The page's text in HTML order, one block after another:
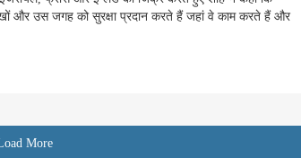
और उस जगह को सुरक्षा प्रदान करते हैं जहां वे काम करते हैं और
More